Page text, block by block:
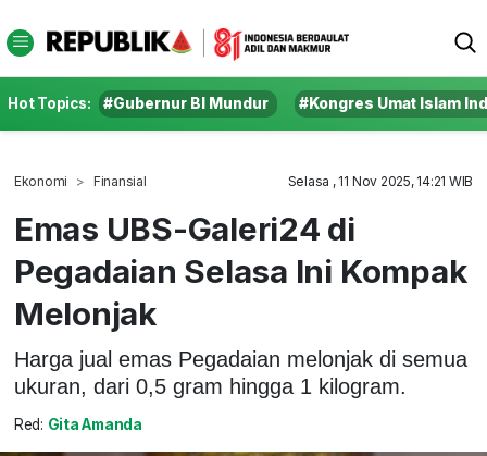
Hot Topics: #Gubernur BI Mundur #Kongres Umat Islam
Ekonomi Finansial Selasa , 11 Nov 2025, 14:21 WIB
Emas UBS-Galeri24 di
Pegadaian Selasa Ini Kompak
Melonjak
Harga jual emas Pegadaian melonjak di semua
ukuran, dari 0,5 gram hingga 1 kilogram.
Red: Gita Amanda